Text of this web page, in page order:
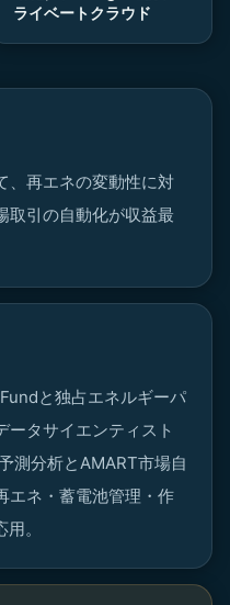
ライベートクラウド
、再エネの変動性に対
取引の自動化が収益最
と独占エネルギーパ
ータサイエンティスト
測分析とAMART市場自
エネ・蓄電池管理・作
。